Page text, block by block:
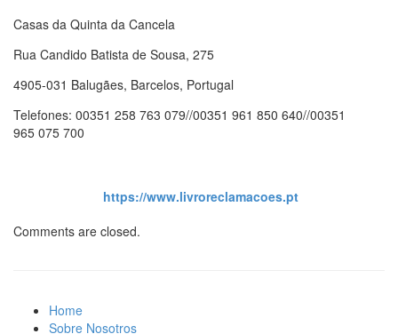
Casas da Quinta da Cancela
Rua Candido Batista de Sousa, 275
4905-031 Balugães, Barcelos, Portugal
Telefones: 00351 258 763 079//00351 961 850 640//00351
965 075 700
https://www.livroreclamacoes.pt
Comments are closed.
Home
Sobre Nosotros